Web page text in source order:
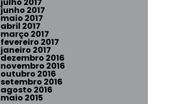
junho 2017
maio 2017
abril 2017
março 2017
fevereiro 2017
janeiro 2017
dezembro 2016
novembro 2016
outubro 2016
setembro 2016
agosto 2016
maio 2015